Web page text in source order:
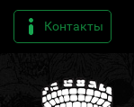
Контакты